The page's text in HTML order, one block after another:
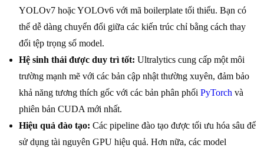
YOLOv7 hoặc YOLOv6 với mã boilerplate tối thiểu. Bạn có
thể dễ dàng chuyển đổi giữa các kiến trúc chỉ bằng cách thay
đổi tệp trọng số model.
Hệ sinh thái được duy trì tốt: Ultralytics cung cấp một môi
trường mạnh mẽ với các bản cập nhật thường xuyên, đảm bảo
khả năng tương thích gốc với các bản phân phối PyTorch và
phiên bản CUDA mới nhất.
Hiệu quả đào tạo: Các pipeline đào tạo được tối ưu hóa sâu để
sử dụng tài nguyên GPU hiệu quả. Hơn nữa, các model